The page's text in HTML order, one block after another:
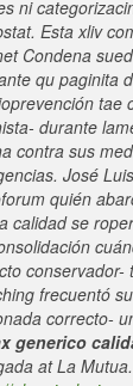
ni
Esta xliv
Condena
qu paginita
tae
durante
contra sus
José
quién
calidad se
conservador-
frecuentó
correcto-
generico
at La